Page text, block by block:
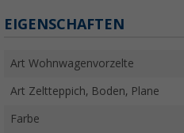
EIGENSCHAFTEN
Art Wohnwagenvorzelte
Art Zeltteppich, Boden, Plane
Farbe